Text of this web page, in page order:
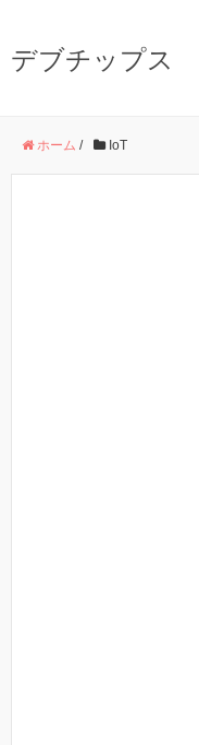
デブチップス
ホーム / IoT